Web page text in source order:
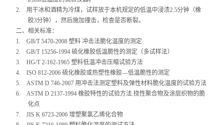
环境试验箱
材料试验机
压力试验机
扭转试验机
冲击试验机
2.
用干冰和酒精为冷煤，试样放于本机规定的低温中浸渍2.5分钟（橡
胶3分钟），然后施加撞击，检查是否断裂。
二、相关标准：
1.
GB/T 5470-2008塑料 冲击法脆化温度的测定
2.
GB/T 15256-1994硫化橡胶低温脆性的测定（多试样法）
3.
HG/T 2-162-1965塑料低温冲击压缩试验方法
4.
ISO 812-2006硫化橡胶或热塑性橡胶—低温脆性的测定
5.
ASTM D 746-2007 用冲击法测定塑料及弹性材料脆化温度的试验方法
6.
ASTM D 2137-1994橡胶特性的试验方法.挠性聚合物及涂层织物的脆
化点
7.
JIS K 6723-2006增塑聚氯乙烯化合物